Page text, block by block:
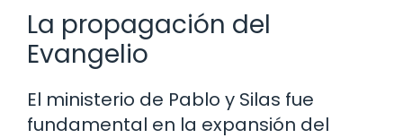
La propagación del
Evangelio
El ministerio de Pablo y Silas fue
fundamental en la expansión del